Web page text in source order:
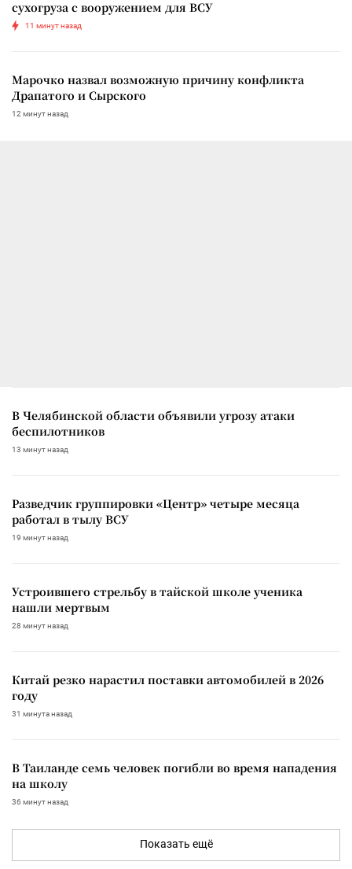
сухогруза с вооружением для ВСУ
11 минут назад
Марочко назвал возможную причину конфликта
Драпатого и Сырского
12 минут назад
В Челябинской области объявили угрозу атаки
беспилотников
13 минут назад
Разведчик группировки «Центр» четыре месяца
работал в тылу ВСУ
19 минут назад
Устроившего стрельбу в тайской школе ученика
нашли мертвым
28 минут назад
Китай резко нарастил поставки автомобилей в 2026
году
31 минута назад
В Таиланде семь человек погибли во время нападения
на школу
36 минут назад
Показать ещё